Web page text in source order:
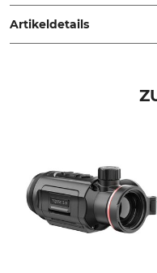
Königsmoos, Germany,
Artikeldetails